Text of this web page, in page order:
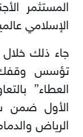
المستثمر
الإسلامي عالمياً يُقدر
تؤسس وقفك
العطاء”
الأول ضمن
الرياض